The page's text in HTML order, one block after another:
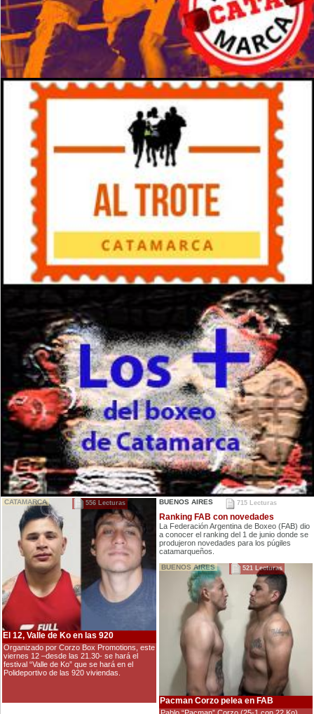
CATAMARCA 556 Lecturas
El 12, Valle de Ko en las 920
Organizado por Corzo Box Promotions, este
viernes 12 –desde las 21.30- se hará el
festival “Valle de Ko” que se hará en el
Polideportivo de las 920 viviendas.
BUENOS AIRES 715 Lecturas
Ranking FAB con novedades
La Federación Argentina de Boxeo (FAB) dio
a conocer el ranking del 1 de junio donde se
produjeron novedades para los púgiles
catamarqueños.
BUENOS AIRES 521 Lecturas
Pacman Corzo pelea en FAB